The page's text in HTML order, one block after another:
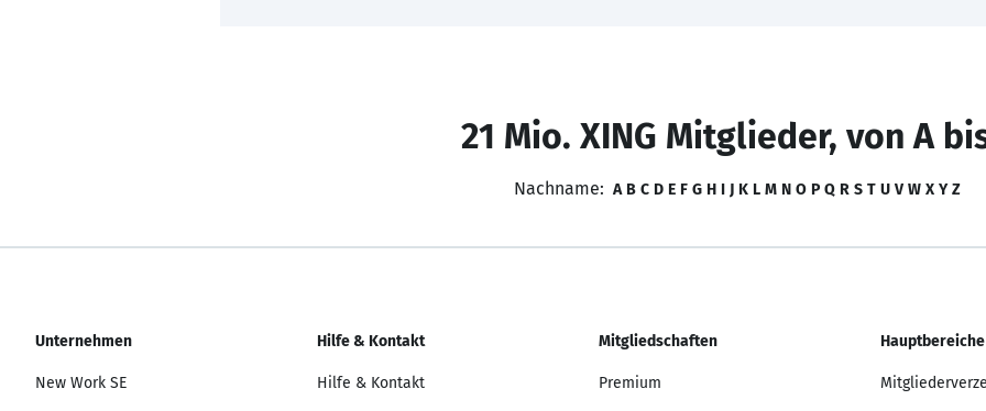
21 Mio. XING Mitglieder, von A
Nachname: A B C D E F G H I J K L M N O P Q R S T U V W X Y Z
Unternehmen
New Work SE
Hilfe & Kontakt
Hilfe & Kontakt
Mitgliedschaften
Premium
Hauptbereiche